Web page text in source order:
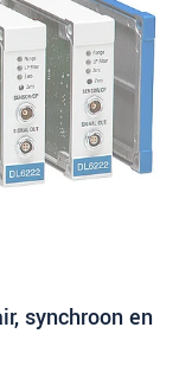
synchroon en